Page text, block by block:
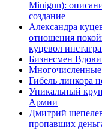
Minigun):
создание
Александра
отношения
куцевол
Бизнесмен
Многочисленные
Гибель линкора
Уникальный
Армии
Дмитрий
пропавших